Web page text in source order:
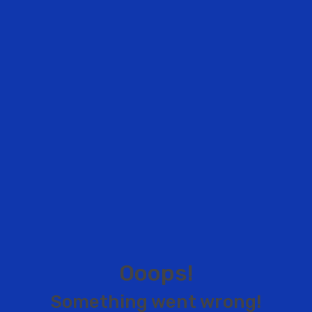
Ooops!
Something went wrong!